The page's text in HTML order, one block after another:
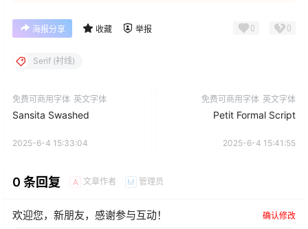
海报分享 收藏 举报 0 0
Serif (衬线)
免费可商用字体 英文字体
Sansita Swashed
2025-6-4 15:33:04
免费可商用字体 英文字体
Petit Formal Script
2025-6-4 15:41:55
0 条回复 A 文章作者 M 管理员
欢迎您，新朋友，感谢参与互动！ 确认修改